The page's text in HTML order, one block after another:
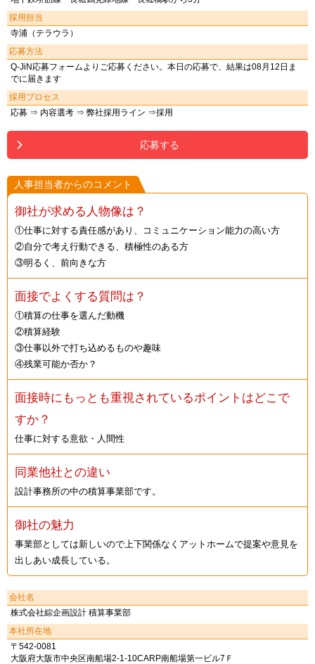
採用担当
寺浦（テラウラ）
応募方法
Q-JiN応募フォームよりご応募ください。本日の応募で、結果は08月12日ま
でに届きます
採用プロセス
応募 ⇒ 内容選考 ⇒ 弊社採用ライン ⇒採用
応募する
人事担当者からのコメント
御社が求める人物像は？
①仕事に対する責任感があり、コミュニケーション能力の高い方
②自分で考え行動できる、積極性のある方
③明るく、前向きな方
面接でよくする質問は？
①積算の仕事を選んだ動機
②積算経験
③仕事以外で打ち込めるものや趣味
④残業可能か否か？
面接時にもっとも重視されているポイントはどこで
すか？
仕事に対する意欲・人間性
同業他社との違い
設計事務所の中の積算事業部です。
御社の魅力
事業部としては新しいので上下関係なくアットホームで提案や意見を
出しあい成長している。
会社名
株式会社綜企画設計 積算事業部
本社所在地
〒542-0081
大阪府大阪市中央区南船場2-1-10CARP南船場第一ビル7Ｆ